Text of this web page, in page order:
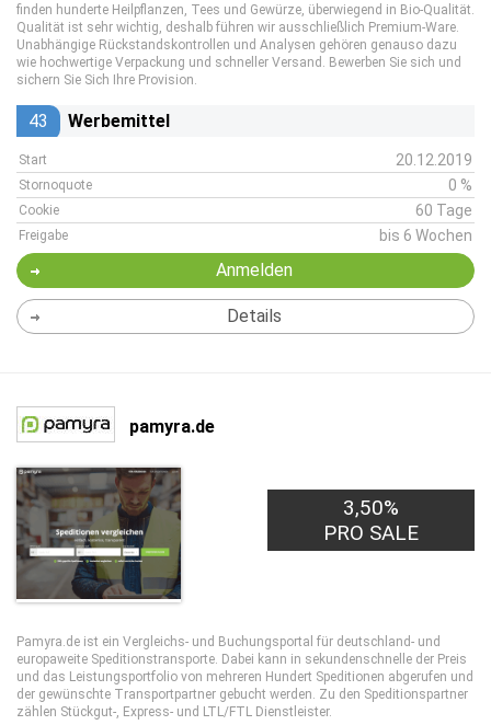
finden hunderte Heilpflanzen, Tees und Gewürze, überwiegend in Bio-Qualität.
Qualität ist sehr wichtig, deshalb führen wir ausschließlich Premium-Ware.
Unabhängige Rückstandskontrollen und Analysen gehören genauso dazu
wie hochwertige Verpackung und schneller Versand. Bewerben Sie sich und
sichern Sie Sich Ihre Provision.
43 Werbemittel
Start 20.12.2019
Stornoquote 0 %
Cookie 60 Tage
Freigabe bis 6 Wochen
Anmelden
Details
pamyra.de
3,50%
PRO SALE
Pamyra.de ist ein Vergleichs- und Buchungsportal für deutschland- und
europaweite Speditionstransporte. Dabei kann in sekundenschnelle der Preis
und das Leistungsportfolio von mehreren Hundert Speditionen abgerufen und
der gewünschte Transportpartner gebucht werden. Zu den Speditionspartner
zählen Stückgut-, Express- und LTL/FTL Dienstleister.